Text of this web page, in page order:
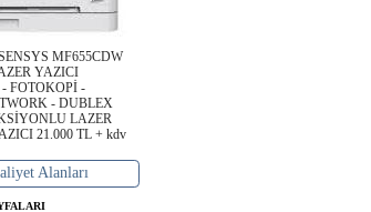
MF655CDW
YAZICI
FOTOKOPİ -
- DUBLEX
LAZER
21.000 TL + kdv
Alanları